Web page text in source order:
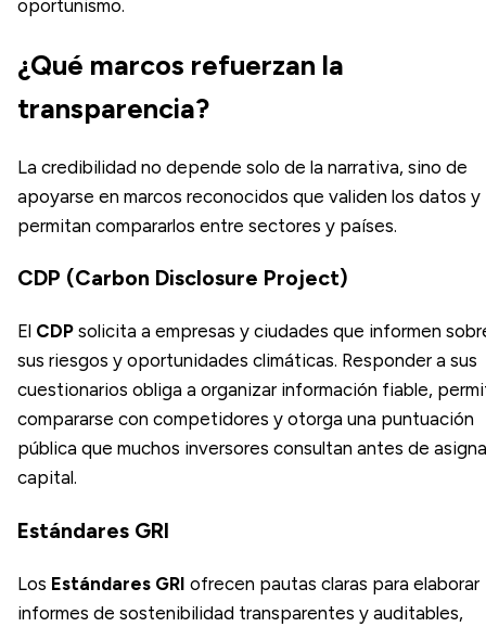
oportunismo.
¿Qué marcos refuerzan la
transparencia?
La credibilidad no depende solo de la narrativa, sino de
apoyarse en marcos reconocidos que validen los datos y
permitan compararlos entre sectores y países.
CDP (Carbon Disclosure Project)
El CDP solicita a empresas y ciudades que informen
sus riesgos y oportunidades climáticas. Responder a sus
cuestionarios obliga a organizar información fiable,
compararse con competidores y otorga una puntuación
pública que muchos inversores consultan antes de
capital.
Estándares GRI
Los Estándares GRI ofrecen pautas claras para elaborar
informes de sostenibilidad transparentes y auditables,